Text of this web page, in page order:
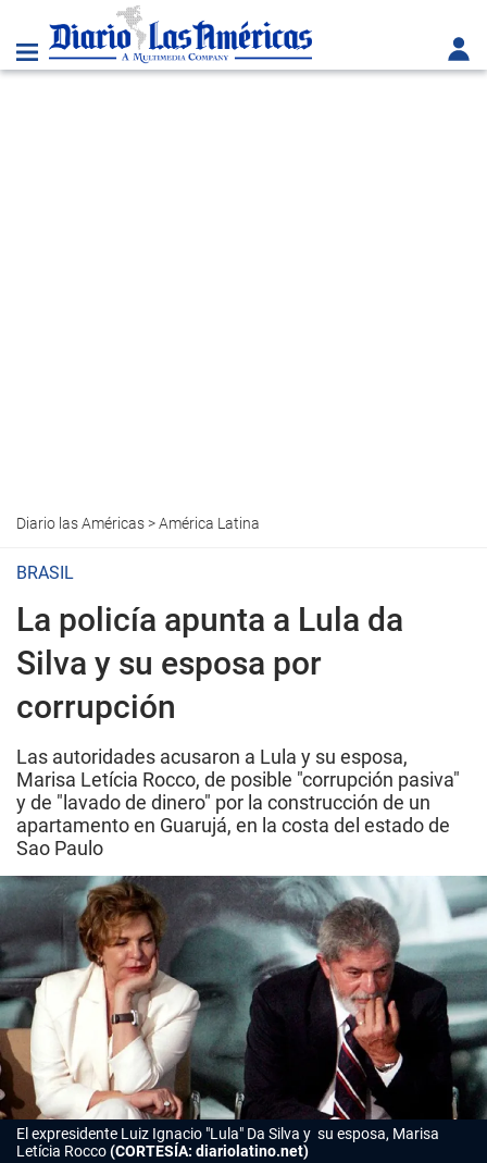
Diario las Américas>América Latina
BRASIL
La policía apunta a Lula da
Silva y su esposa por
corrupción
Las autoridades acusaron a Lula y su esposa,
Marisa Letícia Rocco, de posible "corrupción pasiva"
y de "lavado de dinero" por la construcción de un
apartamento en Guarujá, en la costa del estado de
Sao Paulo
El expresidente Luiz Ignacio "Lula" Da Silva y su esposa, Marisa
Letícia Rocco(CORTESÍA: diariolatino.net)